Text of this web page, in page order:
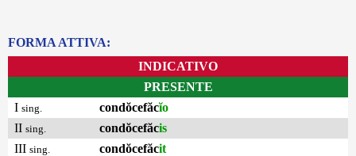
FORMA ATTIVA:
INDICATIVO
PRESENTE
I sing. condŏcefăcĭo
II sing. condŏcefăcis
III sing. condŏcefăcit